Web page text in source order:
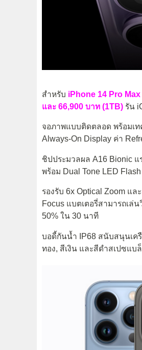
สำหรับ iPhone 14 Pro
และ 66,900 บาท (1TB) รัน
จอภาพแบบติดตลอด พร้อมเท
Always-On Display ค่า
ชิปประมวลผล A16 Bionic แ
พร้อม Dual Tone LED
รองรับ 6x Optical Zoom แ
Focus แบตเตอรี่สามารถเล่
50% ใน 30 นาที
บอดี้กันน้ำ IP68 สนับสนุนเครื
ทอง, สีเงิน และสีดำสเปซแบ